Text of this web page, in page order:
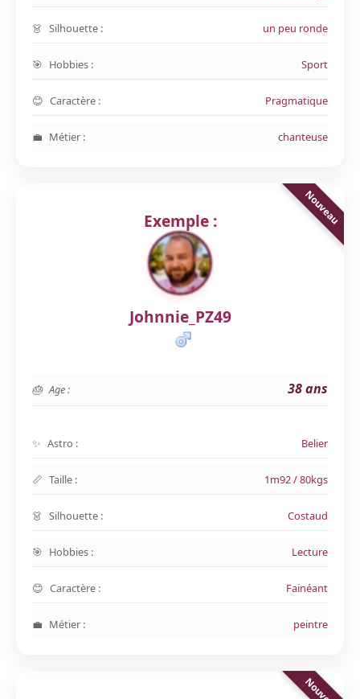
Silhouette : un peu ronde
Hobbies : Sport
Caractère : Pragmatique
Métier : chanteuse
Exemple :
Johnnie_PZ49
Age : 38 ans
Astro : Belier
Taille : 1m92 / 80kgs
Silhouette : Costaud
Hobbies : Lecture
Caractère : Fainéant
Métier : peintre